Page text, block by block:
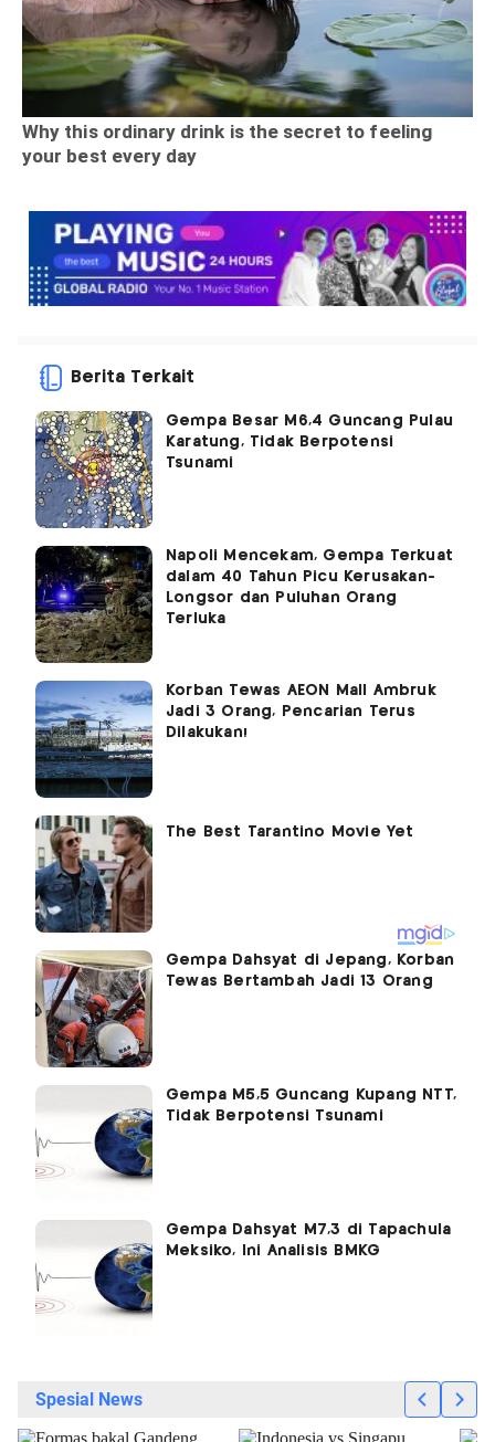
Berita Terkait
Gempa Besar M6,4 Guncang Pulau
Karatung, Tidak Berpotensi
Tsunami
Napoli Mencekam, Gempa Terkuat
dalam 40 Tahun Picu Kerusakan-
Longsor dan Puluhan Orang
Terluka
Korban Tewas AEON Mall Ambruk
Jadi 3 Orang, Pencarian Terus
Dilakukan!
Gempa Dahsyat di Jepang, Korban
Tewas Bertambah Jadi 13 Orang
Gempa M5,5 Guncang Kupang NTT,
Tidak Berpotensi Tsunami
Gempa Dahsyat M7,3 di Tapachula
Meksiko, Ini Analisis BMKG